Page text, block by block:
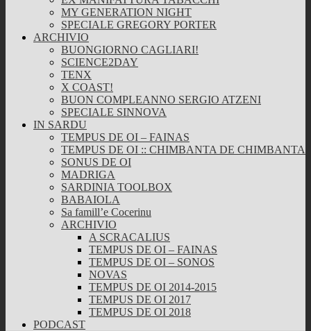
MY GENERATION NIGHT
SPECIALE GREGORY PORTER
ARCHIVIO
BUONGIORNO CAGLIARI!
SCIENCE2DAY
TENX
X COAST!
BUON COMPLEANNO SERGIO ATZENI
SPECIALE SINNOVA
IN SARDU
TEMPUS DE OI – FAINAS
TEMPUS DE OI :: CHIMBANTA DE CHIMBANTA
SONUS DE OI
MADRIGA
SARDINIA TOOLBOX
BABAIOLA
Sa famill’e Cocerinu
ARCHIVIO
A SCRACALIUS
TEMPUS DE OI – FAINAS
TEMPUS DE OI – SONOS
NOVAS
TEMPUS DE OI 2014-2015
TEMPUS DE OI 2017
TEMPUS DE OI 2018
PODCAST